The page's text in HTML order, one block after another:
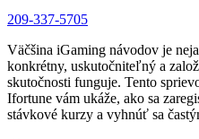
209-337-5705
Väčšina iGaming návodov je
konkrétny, uskutočniteľný a
skutočnosti funguje. Tento
Ifortune vám ukáže, ako sa
stávkové kurzy a vyhnúť sa